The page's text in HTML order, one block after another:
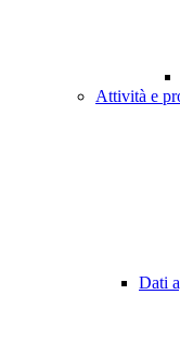
Attività e
Dati